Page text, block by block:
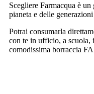
Scegliere Farmacqua è
pianeta e delle
Potrai consumarla
con te in ufficio, a scuola,
comodissima borraccia